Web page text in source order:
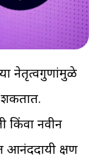
नेतृत्वगुणांमुळे
शकतात.
किंवा नवीन
आनंददायी क्षण